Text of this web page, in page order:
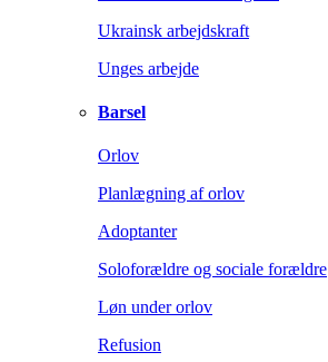
Ukrainsk arbejdskraft
Unges arbejde
Barsel
Orlov
Planlægning af orlov
Adoptanter
Soloforældre og sociale forældre
Løn under orlov
Refusion